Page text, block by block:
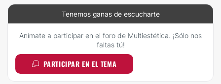
Tenemos ganas de escucharte
Anímate a participar en el foro de Multiestética. ¡Sólo nos
faltas tú!
PARTICIPAR EN EL TEMA